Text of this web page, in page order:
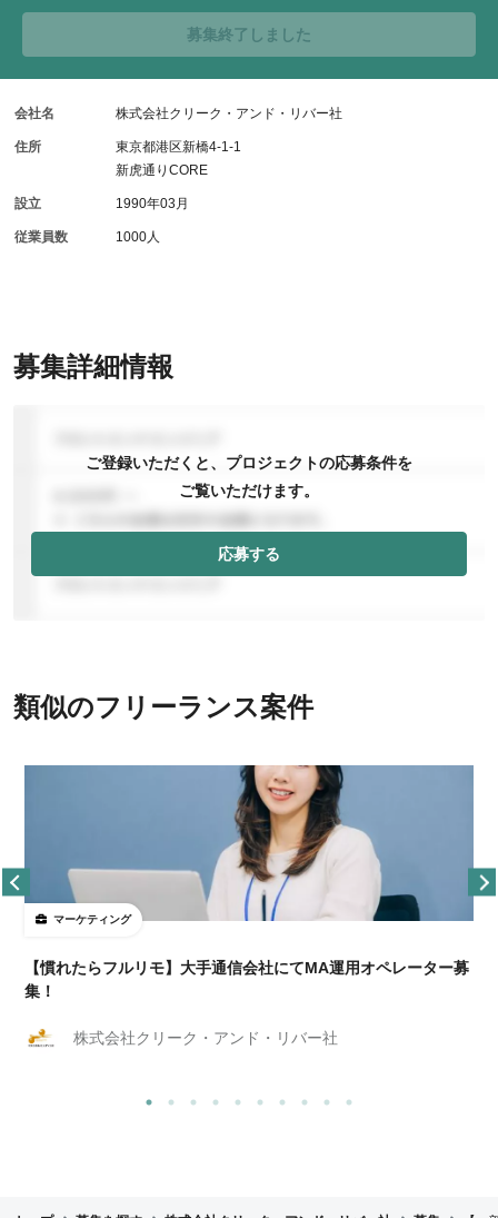
募集詳細情報
ご登録いただくと、プロジェクトの応募条件を
ご覧いただけます。
応募する
募集終了しました
会社名 株式会社クリーク・アンド・リバー社
住所
東京都港区新橋4-1-1
新虎通りCORE
設立 1990年03月
従業員数 1000人
類似のフリーランス案件
マーケティング
【慣れたらフルリモ】大手通信会社にてMA運用オペレーター募
集！
株式会社クリーク・アンド・リバー社